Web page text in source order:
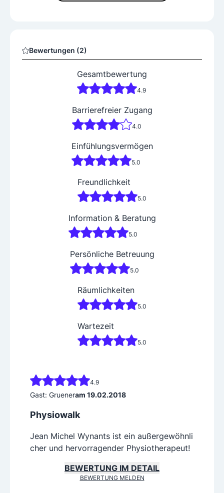
Bewertungen (2)
Gesamtbewertung
4.9
Barrierefreier Zugang
4.0
Einfühlungsvermögen
5.0
Freundlichkeit
5.0
Information & Beratung
5.0
Persönliche Betreuung
5.0
Räumlichkeiten
5.0
Wartezeit
5.0
4.9
Gast: Grueneram 19.02.2018
Physiowalk
Jean Michel Wynants ist ein außergewöhnli
cher und hervorragender Physiotherapeut!
BEWERTUNG IM DETAIL
BEWERTUNG MELDEN